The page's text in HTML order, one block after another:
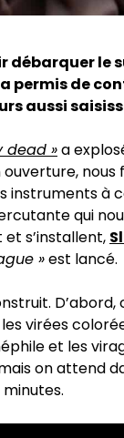
débarquer le
permis de
aussi
dead »a
ouverture, nous
instruments à
qui
s’installent,
»est lancé.
D’abord,
virées
et les
on attend